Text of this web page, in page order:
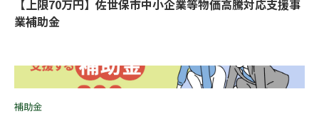
【上限70万円】佐世保市中小企業等物価高騰対応支援事
業補助金
補助金